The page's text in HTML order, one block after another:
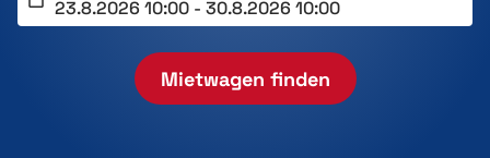
Mietwagen finden